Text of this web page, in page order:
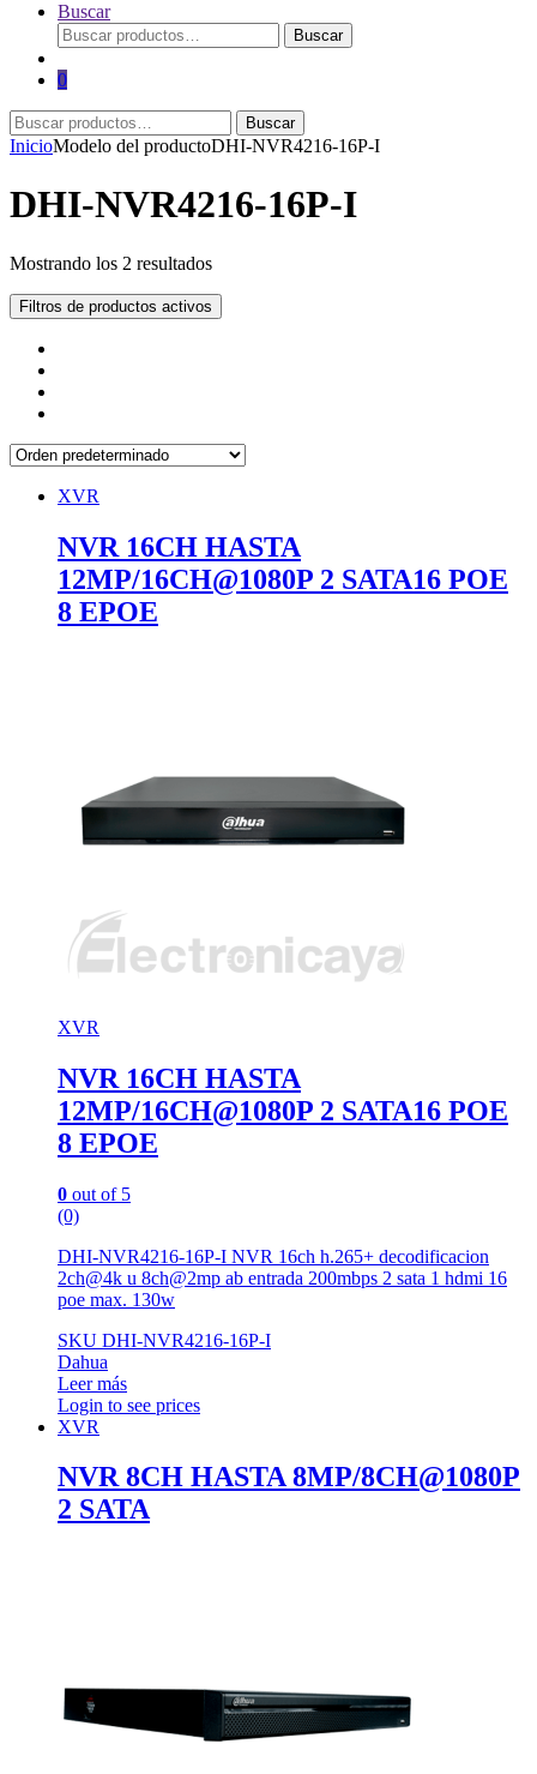
Buscar
Buscar
por:
Buscar
0
Buscar
por:
Buscar
InicioModelo del productoDHI-NVR4216-16P-I
DHI-NVR4216-16P-I
Mostrando los 2 resultados
Filtros de productos activos
XVR
NVR 16CH HASTA
12MP/16CH@1080P 2 SATA16 POE
8 EPOE
XVR
NVR 16CH HASTA
12MP/16CH@1080P 2 SATA16 POE
8 EPOE
0 out of 5
(0)
DHI-NVR4216-16P-I NVR 16ch h.265+ decodificacion
2ch@4k u 8ch@2mp ab entrada 200mbps 2 sata 1 hdmi 16
poe max. 130w
SKU DHI-NVR4216-16P-I
Dahua
Leer más
Login to see prices
XVR
NVR 8CH HASTA 8MP/8CH@1080P
2 SATA